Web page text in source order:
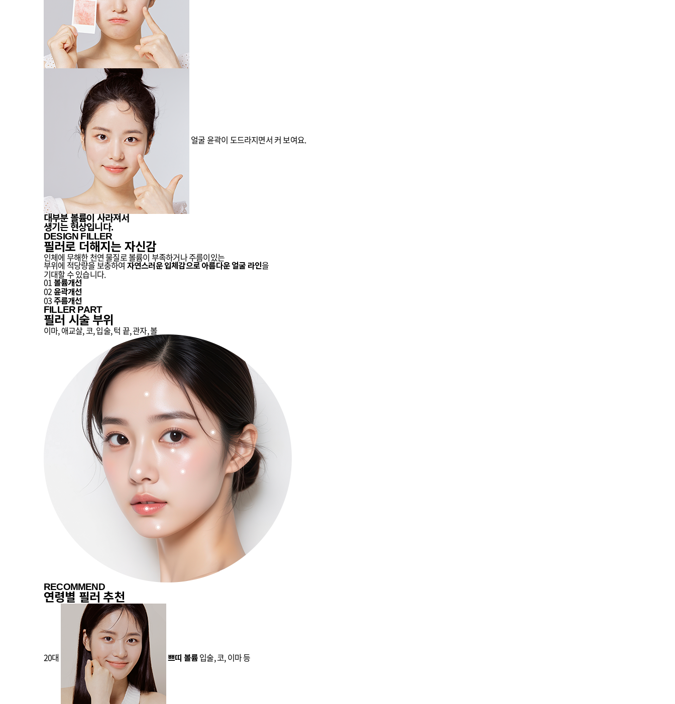
얼굴 윤곽이 도드라지면서 커 보여요.
대부분 볼륨이 사라져서
생기는 현상입니다.
DESIGN FILLER
필러로 더해지는 자신감
인체에 무해한 천연 물질로 볼륨이 부족하거나 주름이있는
부위에 적당량을 보충하여 자연스러운 입체감으로 아름다운 얼굴 라인을
기대할 수 있습니다.
01 볼륨개선
02 윤곽개선
03 주름개선
FILLER PART
필러 시술 부위
이마, 애교살, 코, 입술, 턱 끝, 관자, 볼
RECOMMEND
연령별 필러 추천
20대 쁘띠 볼륨 입술, 코, 이마 등